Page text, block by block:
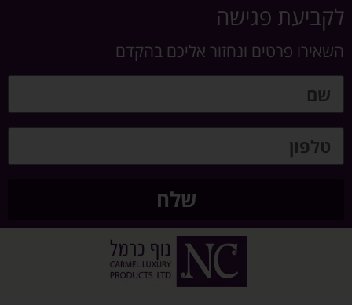
לקביעת פגישה
השאירו פרטים ונחזור אליכם בהקדם
שלח